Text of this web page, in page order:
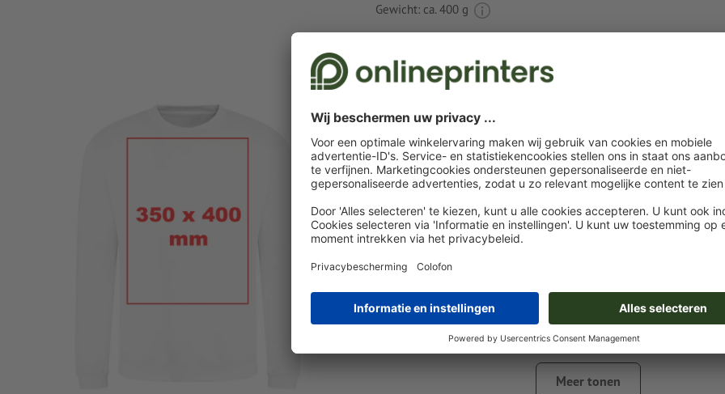
Gewicht: ca. 400 g
Instructies voor drukgegevens Just Hoods
uniseks
Om uw bestand ongecompliceerd op te maken, adviseren
"online vormgeven"-tool te gebruiken
Gegevensformaat: 35 x 40 cm
De afbeeldingen van de drukposities geven alleen proporties
daadwerkelijke positie van het drukmotief hangt af van de
vierkleurig (CMYK) volgens Euroschaal
Om een vrijstaand gemaakt motief (d.w.z. zonder witte
krijgen, moet de achtergrond transparant zijn en een pdf-
vectorgegevens worden geüpload. Bij beeldgegevens (JPEG,
Meer tonen